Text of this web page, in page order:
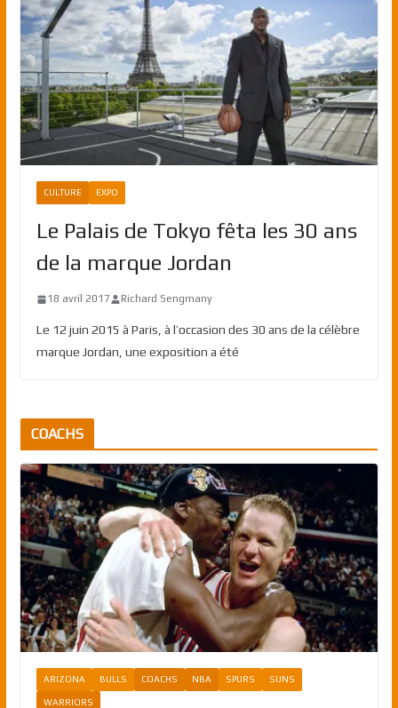
CULTURE EXPO
Le Palais de Tokyo fêta les 30 ans
de la marque Jordan
18 avril 2017 Richard Sengmany
Le 12 juin 2015 à Paris, à l’occasion des 30 ans de la célèbre
marque Jordan, une exposition a été
COACHS
ARIZONA BULLS COACHS NBA SPURS SUNS
WARRIORS